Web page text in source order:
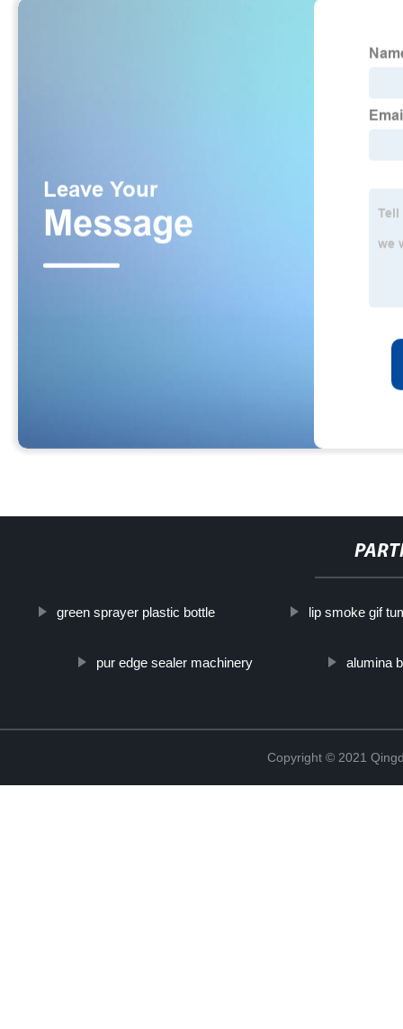
green sprayer plastic bottle lip smoke gif
pur edge sealer machinery alumina
Copyright © 2021